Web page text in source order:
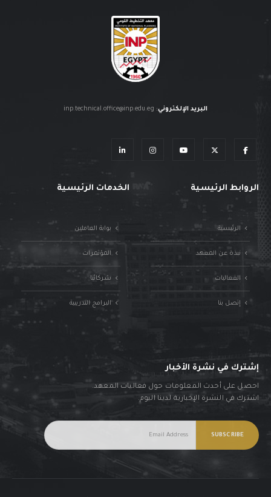
البريد الإلكتروني:
inp.technical.office@inp.edu.eg
الروابط الرئيسية
الرئيسية
نبذة عن المعهد
الفعاليات
إتصل بنا
الخدمات الرئيسية
بوابة العاملين
المؤتمرات
شركائنا
البرامج التدريبية
إشترك في نشرة الأخبار
احصل على أحدث المعلومات حول فعاليات المعهد.
اشترك في النشرة الإخبارية لدينا اليوم.